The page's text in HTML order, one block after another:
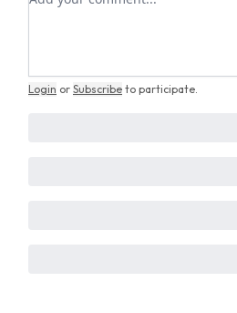
Login or Subscribe to participate